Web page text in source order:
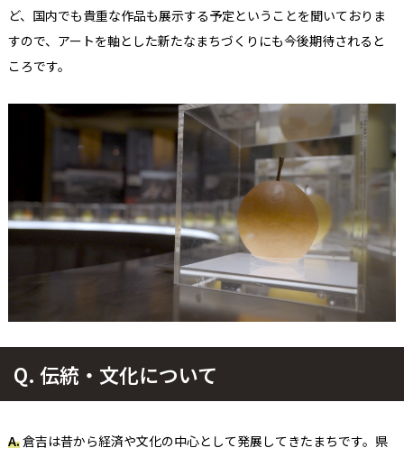
ど、国内でも貴重な作品も展示する予定ということを聞いておりま
すので、アートを軸とした新たなまちづくりにも今後期待されると
ころです。
Q. 伝統・文化について
A.倉吉は昔から経済や文化の中心として発展してきたまちです。県